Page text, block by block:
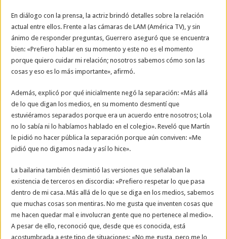
En diálogo con la prensa, la actriz brindó detalles sobre la relación
actual entre ellos. Frente a las cámaras de LAM (América TV), y sin
ánimo de responder preguntas, Guerrero aseguró que se encuentra
bien: «Prefiero hablar en su momento y este no es el momento
porque quiero cuidar mi relación; nosotros sabemos cómo son las
cosas y eso es lo más importante», afirmó.
Además, explicó por qué inicialmente negó la separación: «Más allá
de lo que digan los medios, en su momento desmentí que
estuviéramos separados porque era un acuerdo entre nosotros; Lola
no lo sabía ni lo habíamos hablado en el colegio». Reveló que Martín
le pidió no hacer pública la separación porque aún conviven: «Me
pidió que no digamos nada y así lo hice».
La bailarina también desmintió las versiones que señalaban la
existencia de terceros en discordia: «Prefiero respetar lo que pasa
dentro de mi casa. Más allá de lo que se diga en los medios, sabemos
que muchas cosas son mentiras. No me gusta que inventen cosas que
me hacen quedar mal e involucran gente que no pertenece al medio».
A pesar de ello, reconoció que, desde que es conocida, está
acostumbrada a este tipo de situaciones: «No me gusta, pero me lo